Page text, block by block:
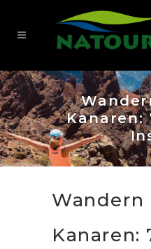
Kanaren:
Wandern
Kanaren: